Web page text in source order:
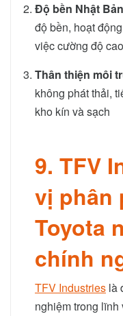
Độ bền Nhật
độ bền, hoạt
việc cường độ
Thân thiện môi
không phát thải,
kho kín và sạch
9. TFV
vị phân
Toyota
chính
TFV Industries là
nghiệm trong lĩnh